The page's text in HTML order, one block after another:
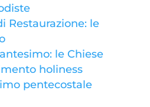
Restaurazione: le
le Chiese
holiness
pentecostale